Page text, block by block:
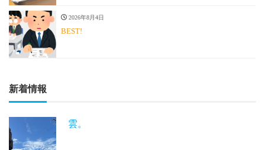
2026年8月4日
BEST!
新着情報
雲。